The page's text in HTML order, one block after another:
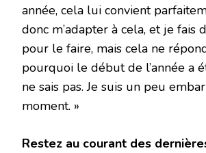
année, cela lui convient
donc m’adapter à cela, et je fais
pour le faire, mais cela ne
pourquoi le début de l’année a
ne sais pas. Je suis un peu
moment. »
Restez au courant des